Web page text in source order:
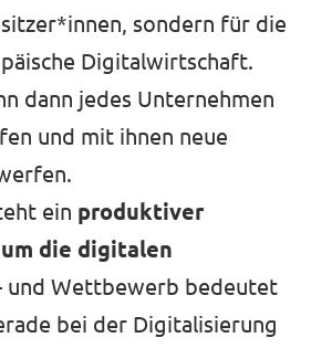
sondern für die
Digitalwirtschaft.
dann jedes Unternehmen
und mit ihnen neue
ein produktiver
die digitalen
und Wettbewerb bedeutet
bei der Digitalisierung